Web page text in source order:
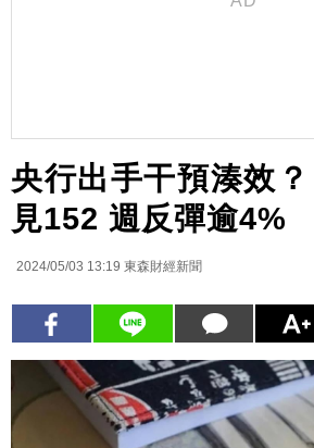
央行出手干預湊效
見152 週反彈逾4%
2024/05/03 13:19 東森財經新聞